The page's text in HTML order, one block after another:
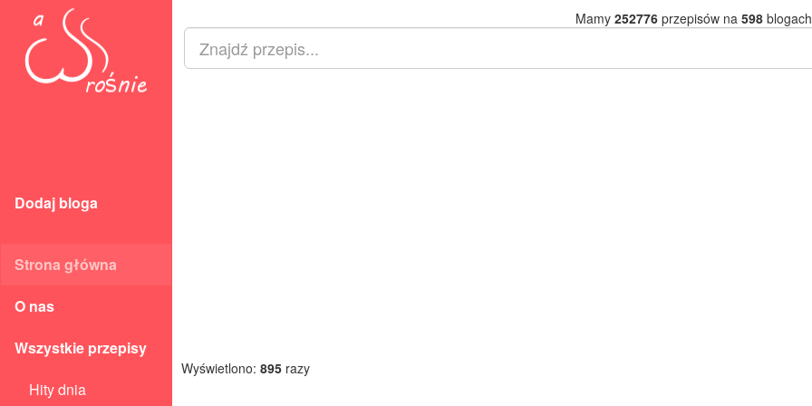
Dodaj bloga
Strona główna
O nas
Wszystkie przepisy
Hity dnia
Mamy 252776przepisów na 598
Wyświetlono: 895 razy